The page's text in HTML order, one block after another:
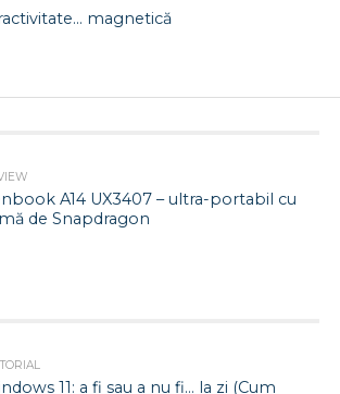
magnetică
A14 UX3407 – ultra-portabil cu
de Snapdragon
11: a fi sau a nu fi… la zi (Cum